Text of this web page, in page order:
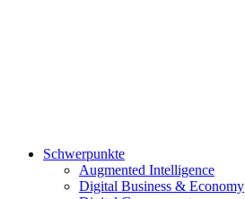
Schwerpunkte
Augmented Intelligence
Digital Business & Economy